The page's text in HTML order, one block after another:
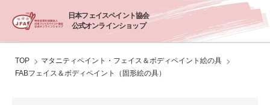
日本フェイスペイント協会
公式オンラインショップ
TOP
マタニティペイント・フェイス＆ボディペイント絵の具
FABフェイス＆ボディペイント（固形絵の具）